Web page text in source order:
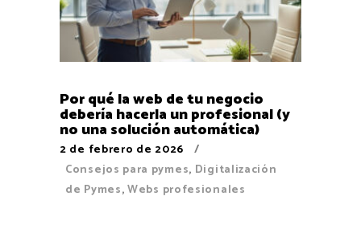
Por qué la web de tu negocio
debería hacerla un profesional (y
no una solución automática)
2 de febrero de 2026
Consejos para pymes, Digitalización
de Pymes,Webs profesionales